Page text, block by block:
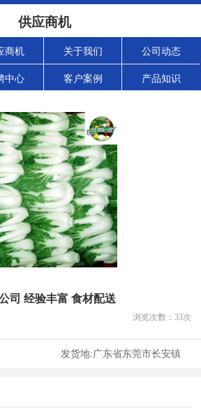
供应商机
商机 关于我们 公司动态
中心 客户案例 产品知识
司 经验丰富 食材配送
浏览次数： 33次
发货地:广东省东莞市长安镇